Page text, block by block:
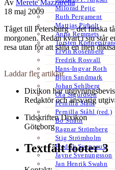
Milorad Pejic
Ruth Pergament
Mattias Pirholt
Anna Remmets
Torsten
Ervin Rosenberg
Fredrik Rosvall
Hans-Ingvar Roth
Björn Sandmark
Johan Sehlberg
Ola Sigurdson
Pernilla Ståhl
Pernilla Ståhl (red.)
Bo Stråth
Ragnar Strömberg
Stig Strömholm
Fredrik Svenaeus
Jayne Svenungsson
Jan Henrik Swahn
Av Merete Mazzarella
18 maj 2009
Tåget till Petersburg – det finska
morgonen. Redan kvart i sju står
resa utan för att sälja en liten
Laddar fler artiklar
Dixikon har
Redaktör och ansvarig
Tidskriften Dixikon
Göteborg
Textfält footer 3